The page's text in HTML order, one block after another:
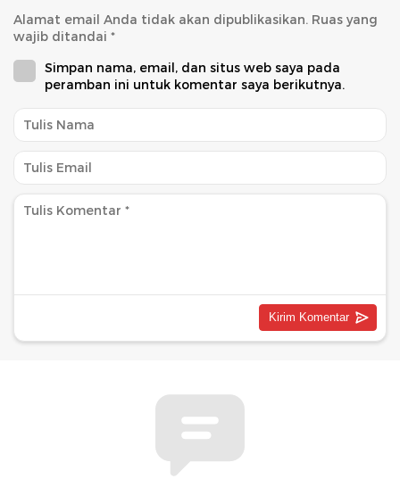
Alamat email Anda tidak akan dipublikasikan. Ruas yang
wajib ditandai *
Simpan nama, email, dan situs web saya pada
peramban ini untuk komentar saya berikutnya.